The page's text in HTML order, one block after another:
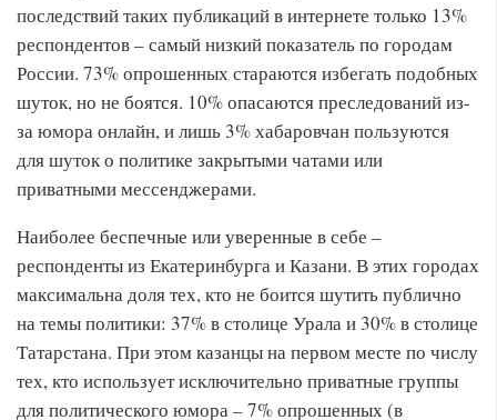
последствий таких публикаций в интернете только 13%
респондентов – самый низкий показатель по городам
России. 73% опрошенных стараются избегать подобных
шуток, но не боятся. 10% опасаются преследований из-
за юмора онлайн, и лишь 3% хабаровчан пользуются
для шуток о политике закрытыми чатами или
приватными мессенджерами.
Наиболее беспечные или уверенные в себе –
респонденты из Екатеринбурга и Казани. В этих городах
максимальна доля тех, кто не боится шутить публично
на темы политики: 37% в столице Урала и 30% в столице
Татарстана. При этом казанцы на первом месте по числу
тех, кто использует исключительно приватные группы
для политического юмора – 7% опрошенных (в